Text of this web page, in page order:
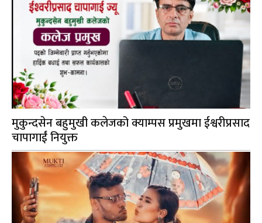
मुकुन्दसेन बहुमुखी कलेजको क्याम्पस प्रमुखमा ईश्वरीप्रसाद
चापागाईं नियुक्त